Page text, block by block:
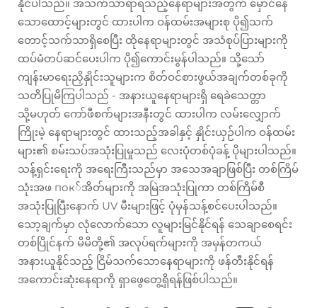
နိုင်ပါသည်။ အသက်သာရာရသည့်နေရာများအတွက် မှောင်နေ
သောထောင့်များတွင် ထားပါက ဝန်ထမ်းအများစု ပို၍သက်
တောင့်သက်သာရှိစေပြီး ထိုနေရာများတွင် အသံစုပ်ပြားများကို
ထပ်မံတပ်ဆင်ပေးပါက ပို၍ကောင်းမွန်ပါသည်။ သို့သော်
ကျန်းမာရေးညှိနှိုင်းသူများက စိတ်ဝင်စားဖွယ်အချက်တစ်ခုကို
သတိပြုမိကြပါသည် - အနားယူနေရာများရှိ ရေခဲသေတ္တာ
သို့မဟုတ် ကော်ဖီစက်များအနီးတွင် ထားပါက လမ်းလျှောက်
ကြိုးမဲ့ နေရာများတွင် ထားသည့်အခါနှင့် နှိုင်းယှဉ်ပါက ဝန်ထမ်း
များ၏ စမ်းသပ်အသုံးပြုမှုသည် လေးပုံတစ်ပုံခန့် ပိုများပါသည်။
သန့်ရှင်းရေးကို အရေးကြီးသည်မှာ အသေအချာဖြစ်ပြီး တစ်ကြိမ်
သုံးအဖ пок်အိတ်များကို အမြဲအသုံးပြုကာ တစ်ကြိမ်စီ
အသုံးပြုပြီးနောက် UV မီးများဖြင့် ပုံမှန်သန့်စင်ပေးပါသည်။
သော့ချက်မှာ လုံလောက်သော လူများမြင်နိုင်ရန် သေချာစေရင်း
တစ်ပြိုင်နက် မိမိတို့၏ အလုပ်ရက်များကို အမှန်တကယ်
အနားယူနိုင်သည့် ငြိမ်သက်သောနေရာများကို ဖန်တီးနိုင်ရန်
အကောင်းဆုံးနေရာကို ရှာဖွေတွေ့ရှိရန်ဖြစ်ပါသည်။